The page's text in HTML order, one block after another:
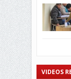
VIDEOS